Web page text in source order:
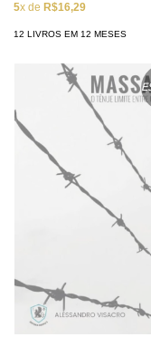
5x de R$16,29
12 LIVROS EM 12 MESES